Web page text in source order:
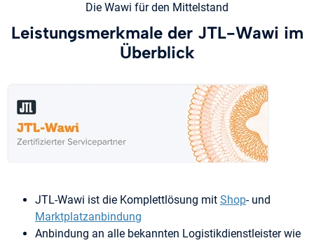
Die Wawi für den Mittelstand
Leistungsmerkmale der JTL-Wawi im
Überblick
JTL-Wawi ist die Komplettlösung mit Shop- und
Marktplatzanbindung
Anbindung an alle bekannten Logistikdienstleister wie